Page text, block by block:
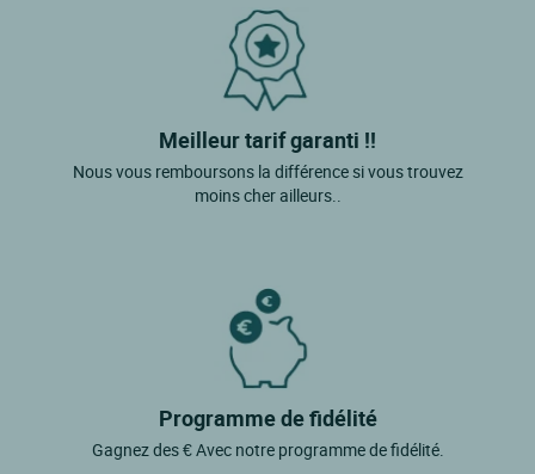
Meilleur tarif garanti !!
Nous vous remboursons la différence si vous trouvez
moins cher ailleurs..
Programme de fidélité
Gagnez des € Avec notre programme de fidélité.